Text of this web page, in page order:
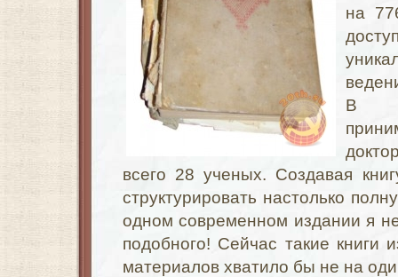
на
В
всего 28 ученых. Создавая
структурировать настолько
одном современном издании я
подобного! Сейчас такие книги
материалов хватило бы не на